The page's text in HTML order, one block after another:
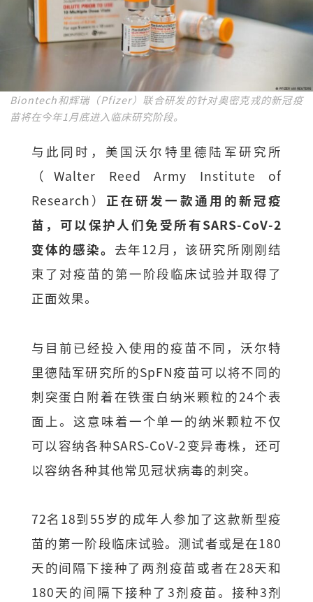
Biontech和辉瑞（Pfizer）联合研发的针对奥密克戎的新冠疫
苗将在今年1月底进入临床研究阶段。
与此同时，美国沃尔特里德陆军研究所
（Walter Reed Army Institute of
Research）正在研发一款通用的新冠疫
苗，可以保护人们免受所有SARS-CoV-2
变体的感染。 去年12月，该研究所刚刚结
束了对疫苗的第一阶段临床试验并取得了
正面效果。
与目前已经投入使用的疫苗不同，沃尔特
里德陆军研究所的SpFN疫苗可以将不同的
刺突蛋白附着在铁蛋白纳米颗粒的24个表
面上。这意味着一个单一的纳米颗粒不仅
可以容纳各种SARS-CoV-2变异毒株，还可
以容纳各种其他常见冠状病毒的刺突。
72名18到55岁的成年人参加了这款新型疫
苗的第一阶段临床试验。测试者或是在180
天的间隔下接种了两剂疫苗或者在28天和
180天的间隔下接种了3剂疫苗。接种3剂